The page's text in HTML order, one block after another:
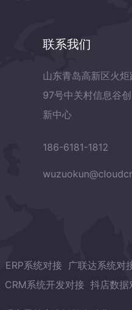
联系我们
山东青岛高新区火炬
97号中关村信息谷创
新中心
186-6181-1812
ERP系统对接 广联达系统对
CRM系统开发对接 抖店数据